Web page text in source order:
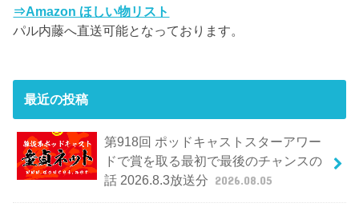
⇒Amazon ほしい物リスト
パル内藤へ直送可能となっております。
最近の投稿
第918回 ポッドキャストスターアワー
ドで賞を取る最初で最後のチャンスの
話 2026.8.3放送分 2026.08.05